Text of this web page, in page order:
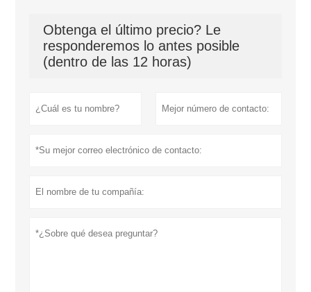
Obtenga el último precio? Le
responderemos lo antes posible
(dentro de las 12 horas)